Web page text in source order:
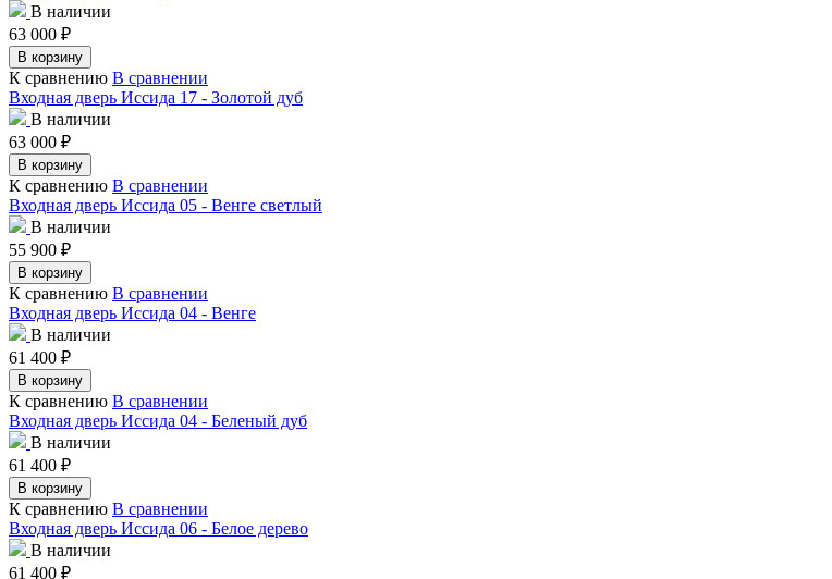
В наличии
63 000 ₽
В корзину
К сравнению В сравнении
Входная дверь Иссида 17 - Золотой дуб
В наличии
63 000 ₽
В корзину
К сравнению В сравнении
Входная дверь Иссида 05 - Венге светлый
В наличии
55 900 ₽
В корзину
К сравнению В сравнении
Входная дверь Иссида 04 - Венге
В наличии
61 400 ₽
В корзину
К сравнению В сравнении
Входная дверь Иссида 04 - Беленый дуб
В наличии
61 400 ₽
В корзину
К сравнению В сравнении
Входная дверь Иссида 06 - Белое дерево
В наличии
61 400 ₽